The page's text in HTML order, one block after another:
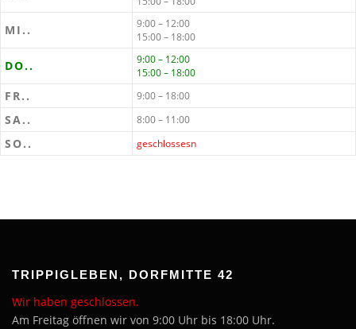
MI..
9:00 – 12:00
15:00 – 18:00
DO..
9:00 – 12:00
15:00 – 18:00
FR.. 9:00 – 18:00
SA.. 8:00 – 11:00
SO.. geschlossesn
TRIPPIGLEBEN, DORFMITTE 42
Wir haben geschlossen.
Am Freitag öffnen wir von 9:00 Uhr bis 18:00 Uhr.